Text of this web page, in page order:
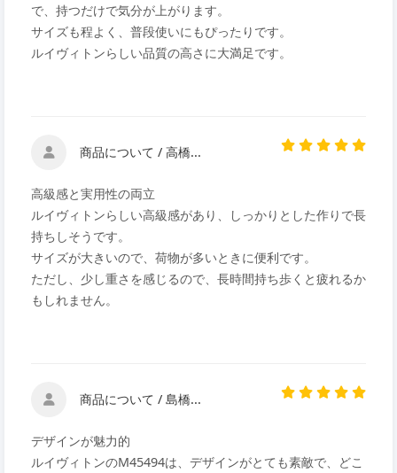
で、持つだけで気分が上がります。
サイズも程よく、普段使いにもぴったりです。
ルイヴィトンらしい品質の高さに大満足です。
商品について / 高橋...
高級感と実用性の両立
ルイヴィトンらしい高級感があり、しっかりとした作りで長
持ちしそうです。
サイズが大きいので、荷物が多いときに便利です。
ただし、少し重さを感じるので、長時間持ち歩くと疲れるか
もしれません。
商品について / 島橋...
デザインが魅力的
ルイヴィトンのM45494は、デザインがとても素敵で、どこ